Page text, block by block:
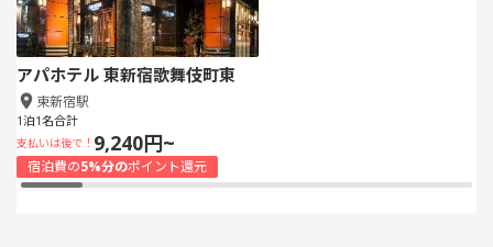
アパホテル 東新宿歌舞伎町東
東新宿駅
1泊1名合計
支払いは後で！ 9,240円~
宿泊費の5%分のポイント還元